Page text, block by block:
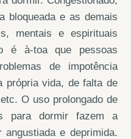
bloqueada e as demais
mentais e espirituais
é à-toa que pessoas
de impotência
própria vida, de falta de
O uso prolongado de
para dormir fazem a
e deprimida.